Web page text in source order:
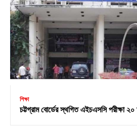
শিক্ষা
চট্টগ্রাম বোর্ডের স্থগিত এইচএসসি পরীক্ষা